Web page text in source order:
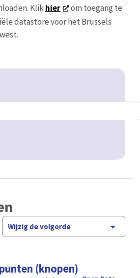
Klikhier
om toegang te
datastore voor het Brussels
Wijzig de volgorde
(knopen)